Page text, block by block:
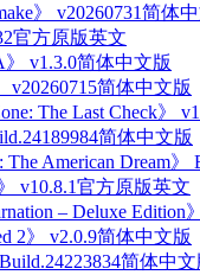
》 v20260731简体
官方原版英文
v1.3.0简体中文版
v20260715简体中文版
The Last Check》
简体中文版
American Dream
v10.8.1官方原版英文
– Deluxe Edition
2》 v2.0.9简体中文版
简体中